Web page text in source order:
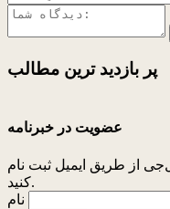
پر بازدید ترین مطالب
عضویت در خبرنامه
از طریق ایمیل ثبت نام
کنید.
نام